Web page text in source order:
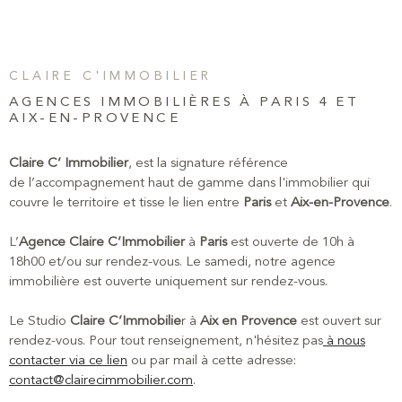
CLAIRE C'IMMOBILIER
AGENCES IMMOBILIÈRES À PARIS 4 ET
AIX-EN-PROVENCE
Claire C’ Immobilier, est la signature référence
de l’accompagnement haut de gamme dans l'immobilier qui
couvre le territoire et tisse le lien entre Pariset Aix-en-Provence.
L’Agence Claire C’Immobilierà Paris est ouverte de 10h à
18h00 et/ou sur rendez-vous. Le samedi, notre agence
immobilière est ouverte uniquement sur rendez-vous.
Le Studio Claire C’Immobilier à Aix en Provence est ouvert sur
rendez-vous. Pour tout renseignement, n'hésitez pas à nous
contacter via ce lien ou par mail à cette adresse:
contact@clairecimmobilier.com.